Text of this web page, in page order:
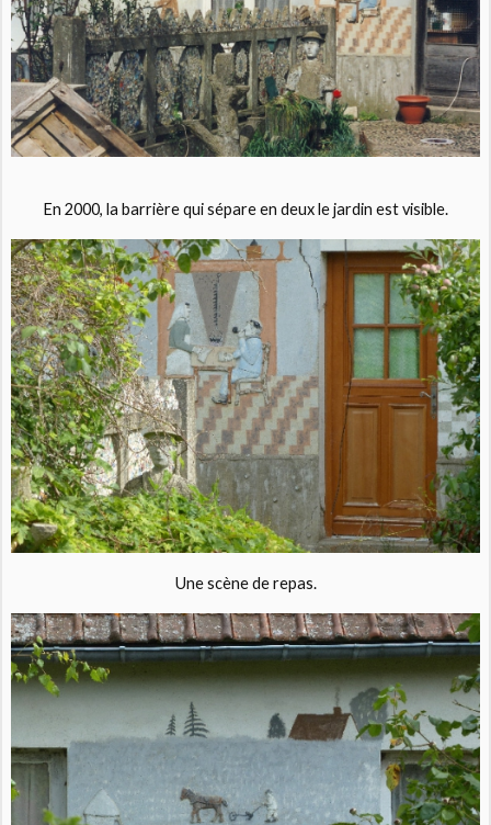
En 2000, la barrière qui sépare en deux le jardin est visible.
Une scène de repas.